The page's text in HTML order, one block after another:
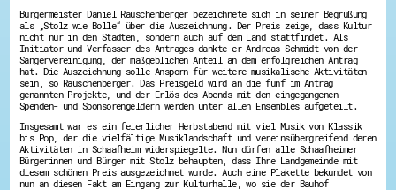
Di@-Lotsen in Hessen
Energiepreiskrise und Ehrenamt
Flüchtlingshilfe + Integration
Generationsübergreifend aktiv
Patenschaftsprojekte
Qualifizierung & Fortbildung
Stiftungen
Vereine, Spenden, Steuern - Gut zu Wissen
Versicherungsschutz
Wissenswertes rund um dein Ehrenamt
Zahlen, Daten, Fakten aus Hessen
Bürgermeister Daniel Rauschenberger bezeichnete sich in seiner Begrüßung
als „Stolz wie Bolle“ über die Auszeichnung. Der Preis zeige, dass Kultur
nicht nur in den Städten, sondern auch auf dem Land stattfindet. Als
Initiator und Verfasser des Antrages dankte er Andreas Schmidt von der
Sängervereinigung, der maßgeblichen Anteil an dem erfolgreichen Antrag
hat. Die Auszeichnung solle Ansporn für weitere musikalische Aktivitäten
sein, so Rauschenberger. Das Preisgeld wird an die fünf im Antrag
genannten Projekte, und der Erlös des Abends mit den eingegangenen
Spenden- und Sponsorengeldern werden unter allen Ensembles aufgeteilt.
Insgesamt war es ein feierlicher Herbstabend mit viel Musik von Klassik
bis Pop, der die vielfältige Musiklandschaft und vereinsübergreifend deren
Aktivitäten in Schaafheim widerspiegelte. Nun dürfen alle Schaafheimer
Bürgerinnen und Bürger mit Stolz behaupten, dass Ihre Landgemeinde mit
diesem schönen Preis ausgezeichnet wurde. Auch eine Plakette bekundet von
nun an diesen Fakt am Eingang zur Kulturhalle, wo sie der Bauhof